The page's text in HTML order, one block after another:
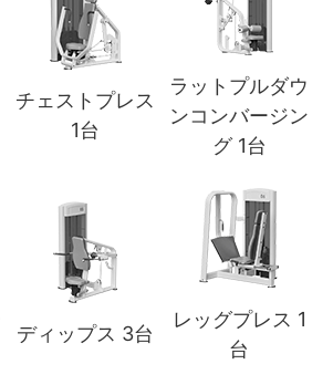
チェストプレス
1台
ラットプルダウ
ンコンバージン
グ 1台
ディップス 3台
レッグプレス 1
台